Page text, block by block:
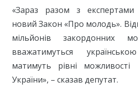
«Зараз разом з
новий Закон «Про молодь».
мільйонів закордонних
вважатимуться
матимуть рівні
України», – сказав депутат.